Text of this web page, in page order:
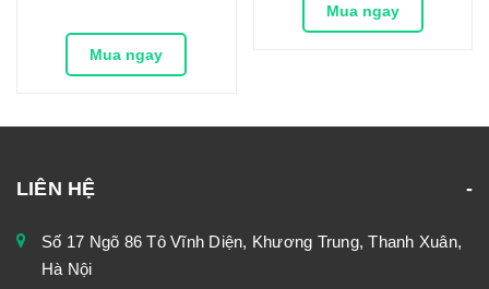
Mua ngay
Mua ngay
LIÊN HỆ
Số 17 Ngõ 86 Tô Vĩnh Diện, Khương Trung, Thanh Xuân,
Hà Nội